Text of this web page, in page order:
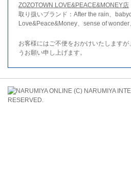
ZOZOTOWN LOVE&PEACE&MONEY店
取り扱いブランド：After the rain、
Love&Peace&Money、sense of wonder
お客様にはご不便をおかけいたします
うお願い申し上げます。